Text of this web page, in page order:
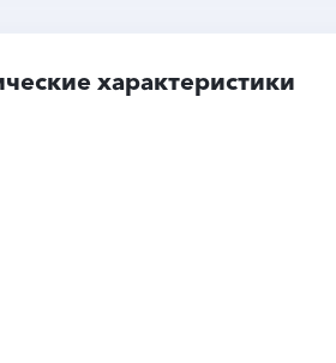
характеристики